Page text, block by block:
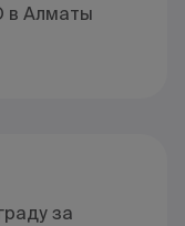
в Алматы
за